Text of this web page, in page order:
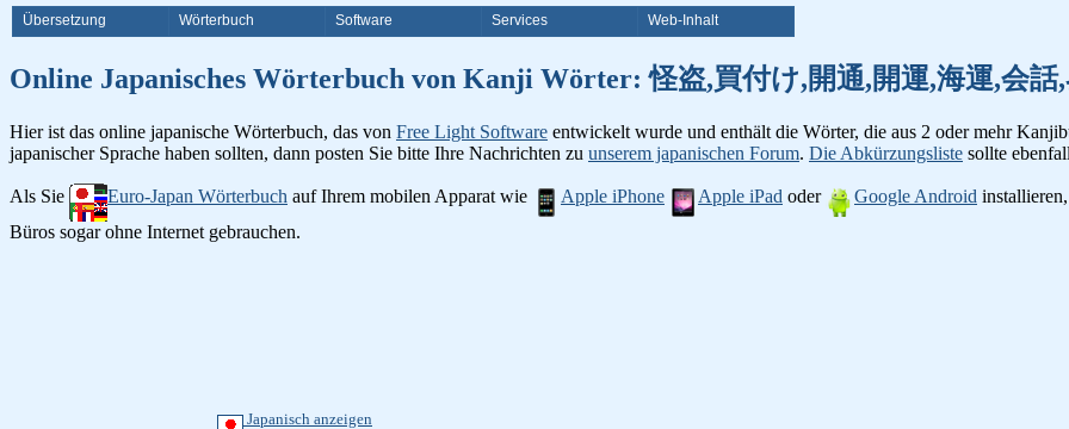
Übersetzung Wörterbuch Software Services Web-Inhalt
Online Japanisches Wörterbuch von Kanji Wörter: 怪盗,買付け,開通,開運,海運,会話
Hier ist das online japanische Wörterbuch, das von Free Light Software entwickelt wurde und enthält die Wörter, die aus 2 oder mehr
japanischer Sprache haben sollten, dann posten Sie bitte Ihre Nachrichten zu unserem japanischen Forum. Die Abkürzungsliste sollte
Als Sie Euro-Japan Wörterbuch auf Ihrem mobilen Apparat wie Apple iPhone Apple iPad oder Google Android
Büros sogar ohne Internet gebrauchen.
Japanisch anzeigen